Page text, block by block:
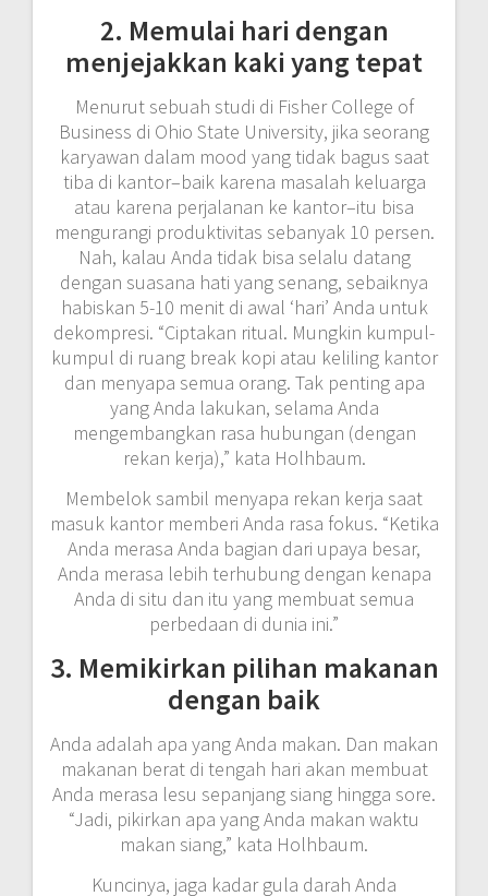
2. Memulai hari dengan
menjejakkan kaki yang tepat
Menurut sebuah studi di Fisher College of
Business di Ohio State University, jika seorang
karyawan dalam mood yang tidak bagus saat
tiba di kantor–baik karena masalah keluarga
atau karena perjalanan ke kantor–itu bisa
mengurangi produktivitas sebanyak 10 persen.
Nah, kalau Anda tidak bisa selalu datang
dengan suasana hati yang senang, sebaiknya
habiskan 5-10 menit di awal ‘hari’ Anda untuk
dekompresi. “Ciptakan ritual. Mungkin kumpul-
kumpul di ruang break kopi atau keliling kantor
dan menyapa semua orang. Tak penting apa
yang Anda lakukan, selama Anda
mengembangkan rasa hubungan (dengan
rekan kerja),” kata Holhbaum.
Membelok sambil menyapa rekan kerja saat
masuk kantor memberi Anda rasa fokus. “Ketika
Anda merasa Anda bagian dari upaya besar,
Anda merasa lebih terhubung dengan kenapa
Anda di situ dan itu yang membuat semua
perbedaan di dunia ini.”
3. Memikirkan pilihan makanan
dengan baik
Anda adalah apa yang Anda makan. Dan makan
makanan berat di tengah hari akan membuat
Anda merasa lesu sepanjang siang hingga sore.
“Jadi, pikirkan apa yang Anda makan waktu
makan siang,” kata Holhbaum.
Kuncinya, jaga kadar gula darah Anda